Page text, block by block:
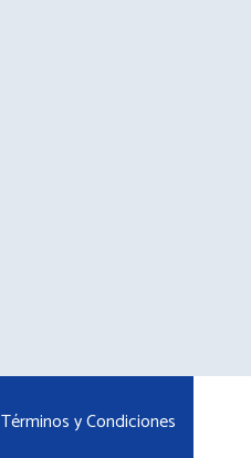
Términos y Condiciones